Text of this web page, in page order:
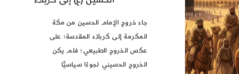
جاء خروج الإمام الحسين من مكة
المكرمة إلى كربلاء المقدسة؛ على
عكس الخروج الطبيعي؛ فلم يكن
الخروج الحسيني لجوءًا سياسيًّا